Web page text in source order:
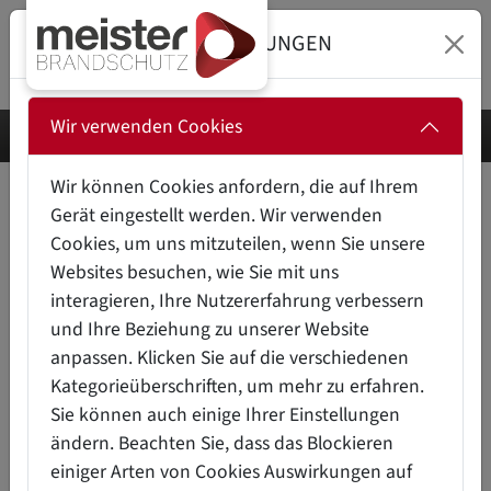
NFPA 850 (USA-
BRANDSCHUTZRICHTLINIEN
FÜR HOCHSPANNUNGS-
UMSPANNWERKE)
DieNFPA 850ist eine Norm derNational Fire
Protection Association (NFPA)und befasst sich
mit den Brandschutzrichtlinien fürelektrische
DATENSCHUTZEINSTELLUNGEN
Wir verwenden Cookies
Wir können Cookies anfordern, die auf Ihrem
Gerät eingestellt werden. Wir verwenden
Cookies, um uns mitzuteilen, wenn Sie unsere
Websites besuchen, wie Sie mit uns
interagieren, Ihre Nutzererfahrung verbessern
und Ihre Beziehung zu unserer Website
anpassen. Klicken Sie auf die verschiedenen
Kategorieüberschriften, um mehr zu erfahren.
Sie können auch einige Ihrer Einstellungen
ändern. Beachten Sie, dass das Blockieren
einiger Arten von Cookies Auswirkungen auf